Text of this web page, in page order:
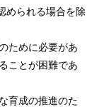
められる場合を除
ために必要があ
ことが困難であ
育成の推進のた